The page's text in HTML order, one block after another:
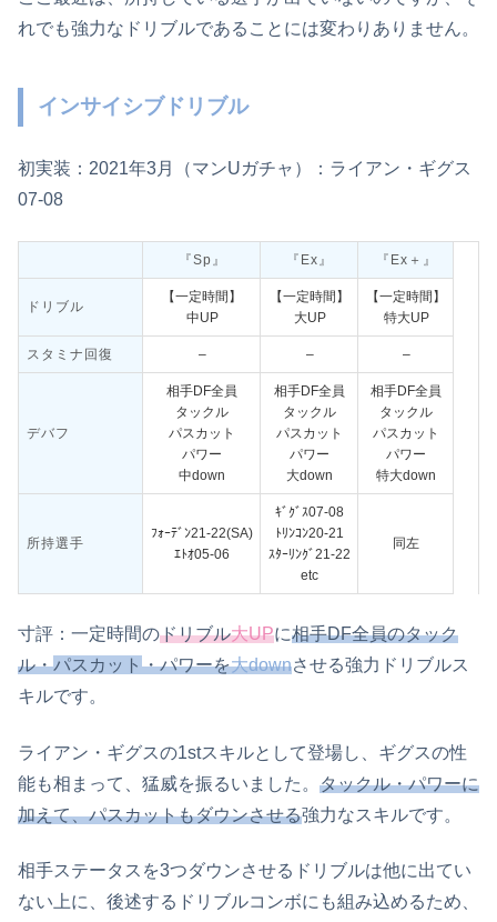
れでも強力なドリブルであることには変わりありません。
インサイシブドリブル
初実装：2021年3月（マンUガチャ）：ライアン・ギグス
07-08
『Sp』 『Ex』 『Ex＋』
ドリブル
【一定時間】
中UP
【一定時間】
大UP
【一定時間】
特大UP
スタミナ回復 – – –
デバフ
相手DF全員
タックル
パスカット
パワー
中down
相手DF全員
タックル
パスカット
パワー
大down
相手DF全員
タックル
パスカット
パワー
特大down
所持選手
ﾌｫｰﾃﾞﾝ21-22(SA)
ｴﾄｵ05-06
ｷﾞｸﾞｽ07-08
ﾄﾘﾝｺﾝ20-21
ｽﾀｰﾘﾝｸﾞ21-22
etc
同左
寸評：一定時間のドリブル大UPに相手DF全員のタック
ル・パスカット ・パワーを大downさせる強力ドリブルス
キルです。
ライアン・ギグスの1stスキルとして登場し、ギグスの性
能も相まって、猛威を振るいました。 タックル・パワーに
加えて、パスカットもダウンさせる強力なスキルです。
相手ステータスを3つダウンさせるドリブルは他に出てい
ない上に、後述するドリブルコンボにも組み込めるため、